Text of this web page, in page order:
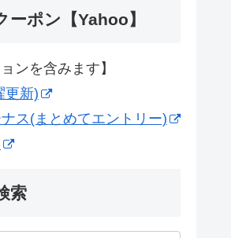
ーポン【Yahoo】
ンを含みます】
更新)
ス(まとめてエントリー)
索